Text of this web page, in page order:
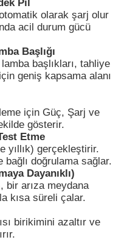
Pil
olarak şarj olur
acil durum gücü
Başlığı
başlıkları, tahliye
geniş kapsama alanı
için Güç, Şarj ve
gösterir.
Etme
yıllık) gerçekleştirir.
doğrulama sağlar.
Dayanıklı)
bir arıza meydana
kısa süreli çalar.
birikimini azaltır ve